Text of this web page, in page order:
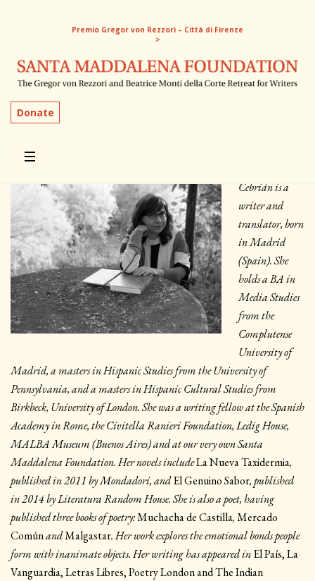
Premio Gregor von Rezzori – Città di Firenze
>
Donate
Mercedes Cebrián
Cebrián is a
writer and
translator, born
in Madrid
(Spain). She
holds a BA in
Media Studies
from the
Complutense
University of
Madrid, a masters in Hispanic Studies from the University of
Pennsylvania, and a masters in Hispanic Cultural Studies from
Birkbeck, University of London. She was a writing fellow at the Spanish
Academy in Rome, the Civitella Ranieri Foundation, Ledig House,
MALBA Museum (Buenos Aires) and at our very own Santa
Maddalena Foundation. Her novels includeLa Nueva Taxidermia,
published in 2011 by Mondadori, andEl Genuino Sabor, published
in 2014 by Literatura Random House. She is also a poet, having
published three books of poetry:Muchacha de Castilla,Mercado
ComúnandMalgastar. Her work explores the emotional bonds people
form with inanimate objects. Her writing has appeared inEl País, La
Vanguardia, Letras Libres, Poetry London and The Indian